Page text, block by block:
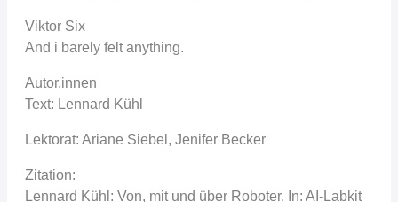
Viktor Six
And i barely felt anything.
Autor.innen
Text: Lennard Kühl
Lektorat: Ariane Siebel, Jenifer Becker
Zitation:
Lennard Kühl: Von, mit und über Roboter. In: AI-Labkit